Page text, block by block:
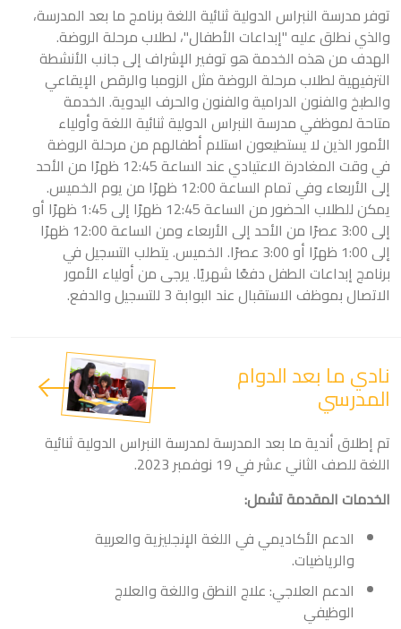
توفر مدرسة النبراس الدولية ثنائية اللغة برنامج ما بعد المدرسة،
والذي نطلق عليه "إبداعات الأطفال"، لطلاب مرحلة الروضة.
الهدف من هذه الخدمة هو توفير الإشراف إلى جانب الأنشطة
الترفيهية لطلاب مرحلة الروضة مثل الزومبا والرقص الإيقاعي
والطبخ والفنون الدرامية والفنون والحرف اليدوية. الخدمة
متاحة لموظفي مدرسة النبراس الدولية ثنائية اللغة وأولياء
الأمور الذين لا يستطيعون استلام أطفالهم من مرحلة الروضة
في وقت المغادرة الاعتيادي عند الساعة 12:45 ظهرًا من الأحد
إلى الأربعاء وفي تمام الساعة 12:00 ظهرًا من يوم الخميس.
يمكن للطلاب الحضور من الساعة 12:45 ظهرًا إلى 1:45 ظهرًا أو
إلى 3:00 عصرًا من الأحد إلى الأربعاء ومن الساعة 12:00 ظهرًا
إلى 1:00 ظهرًا أو 3:00 عصرًا. الخميس. يتطلب التسجيل في
برنامج إبداعات الطفل دفعًا شهريًا. يرجى من أولياء الأمور
الاتصال بموظف الاستقبال عند البوابة 3 للتسجيل والدفع.
نادي ما بعد الدوام
المدرسي
تم إطلاق أندية ما بعد المدرسة لمدرسة النبراس الدولية ثنائية
اللغة للصف الثاني عشر في 19 نوفمبر 2023.
الخدمات المقدمة تشمل:
الدعم الأكاديمي في اللغة الإنجليزية والعربية
والرياضيات.
الدعم العلاجي: علاج النطق واللغة والعلاج
الوظيفي